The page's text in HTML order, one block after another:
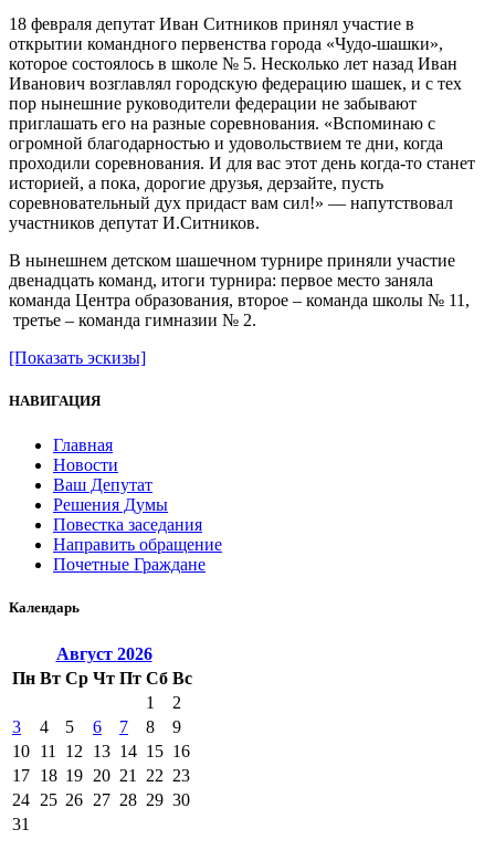
18 февраля депутат Иван Ситников принял участие в
открытии командного первенства города «Чудо-шашки»,
которое состоялось в школе № 5. Несколько лет назад Иван
Иванович возглавлял городскую федерацию шашек, и с тех
пор нынешние руководители федерации не забывают
приглашать его на разные соревнования. «Вспоминаю с
огромной благодарностью и удовольствием те дни, когда
проходили соревнования. И для вас этот день когда-то станет
историей, а пока, дорогие друзья, дерзайте, пусть
соревновательный дух придаст вам сил!» — напутствовал
участников депутат И.Ситников.
В нынешнем детском шашечном турнире приняли участие
двенадцать команд, итоги турнира: первое место заняла
команда Центра образования, второе – команда школы № 11,
третье – команда гимназии № 2.
[Показать эскизы]
НАВИГАЦИЯ
Главная
Новости
Ваш Депутат
Решения Думы
Повестка заседания
Направить обращение
Почетные Граждане
Календарь
Август 2026
Пн Вт Ср Чт Пт Сб Вс
1
2
3
4 5 6 7 8
9
10 11 12 13 14 15 16
17 18 19 20 21 22 23
24 25 26 27 28 29 30
31